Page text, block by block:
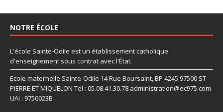
NOTRE ÉCOLE
L'école Sainte-Odile est un établissement catholique
d'enseignement sous contrat avec l'État.
Ecole maternelle Sainte-Odile 14 Rue Boursaint, BP 4245 97500 ST
PIERRE ET MIQUELON Tel : 05.08.41.30.78 administration@ec975.com
UAI : 9750023B